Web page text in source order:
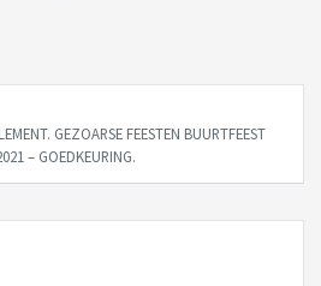
GEZOARSE FEESTEN BUURTFEEST
– GOEDKEURING.